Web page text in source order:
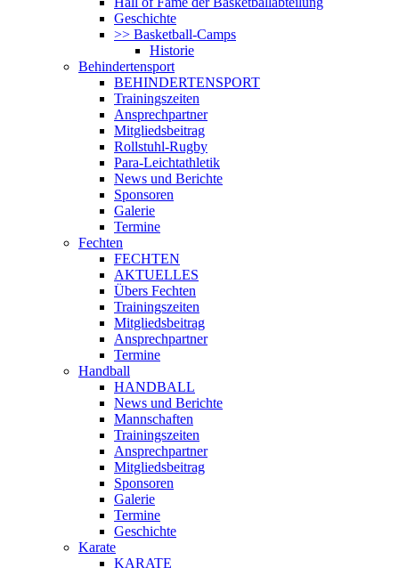
Geschichte
>> Basketball-Camps
Historie
Behindertensport
BEHINDERTENSPORT
Trainingszeiten
Ansprechpartner
Mitgliedsbeitrag
Rollstuhl-Rugby
Para-Leichtathletik
News und Berichte
Sponsoren
Galerie
Termine
Fechten
FECHTEN
AKTUELLES
Übers Fechten
Trainingszeiten
Mitgliedsbeitrag
Ansprechpartner
Termine
Handball
HANDBALL
News und Berichte
Mannschaften
Trainingszeiten
Ansprechpartner
Mitgliedsbeitrag
Sponsoren
Galerie
Termine
Geschichte
Karate
KARATE